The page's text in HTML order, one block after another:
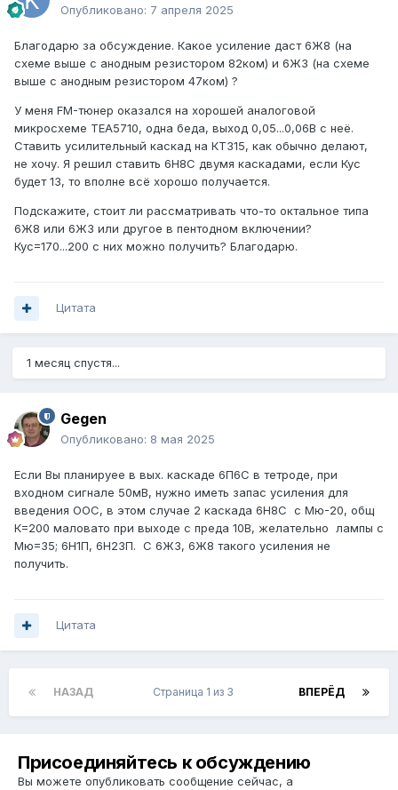
Опубликовано: 7 апреля 2025
Благодарю за обсуждение. Какое усиление даст 6Ж8 (на
схеме выше с анодным резистором 82ком) и 6Ж3 (на схеме
выше с анодным резистором 47ком) ?
У меня FM-тюнер оказался на хорошей аналоговой
микросхеме TEA5710, одна беда, выход 0,05...0,06В с неё.
Ставить усилительный каскад на КТ315, как обычно делают,
не хочу. Я решил ставить 6Н8С двумя каскадами, если Кус
будет 13, то вполне всё хорошо получается.
Подскажите, стоит ли рассматривать что-то октальное типа
6Ж8 или 6Ж3 или другое в пентодном включении?
Кус=170...200 с них можно получить? Благодарю.
Цитата
1 месяц спустя...
Gegen
Опубликовано: 8 мая 2025
Если Вы планируее в вых. каскаде 6П6С в тетроде, при
входном сигнале 50мВ, нужно иметь запас усиления для
введения ООС, в этом случае 2 каскада 6Н8С с Мю-20, общ
К=200 маловато при выходе с преда 10В, желательно лампы с
Мю=35; 6Н1П, 6Н23П. С 6Ж3, 6Ж8 такого усиления не
получить.
Цитата
НАЗАД ВПЕРЁД
Страница 1 из 3
Присоединяйтесь к обсуждению
Вы можете опубликовать сообщение сейчас, а